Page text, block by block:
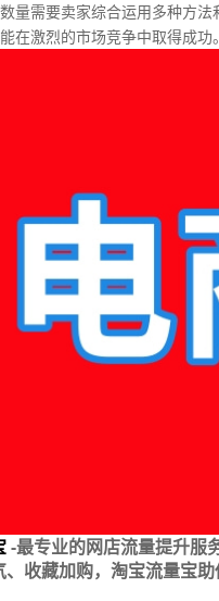
量需要卖家综合运用多种方
在激烈的市场竞争中取得成功。
-最专业的网店流量提升服
、收藏加购，淘宝流量宝